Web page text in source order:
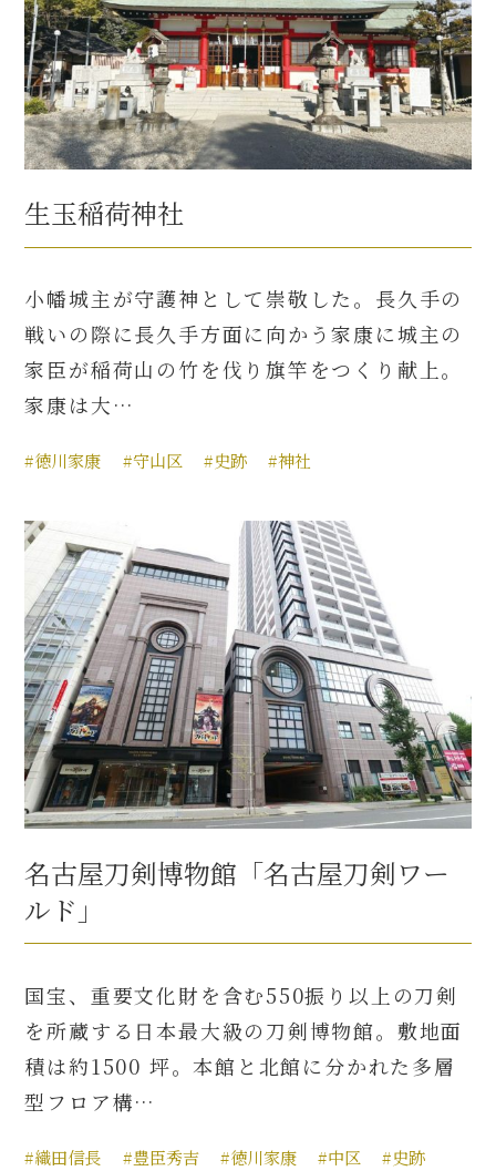
生玉稲荷神社
小幡城主が守護神として崇敬した。長久手の
戦いの際に長久手方面に向かう家康に城主の
家臣が稲荷山の竹を伐り旗竿をつくり献上。
家康は大…
#徳川家康 #守山区 #史跡 #神社
名古屋刀剣博物館「名古屋刀剣ワー
ルド」
国宝、重要文化財を含む550振り以上の刀剣
を所蔵する日本最大級の刀剣博物館。敷地面
積は約1500 坪。本館と北館に分かれた多層
型フロア構…
#織田信長 #豊臣秀吉 #徳川家康 #中区 #史跡